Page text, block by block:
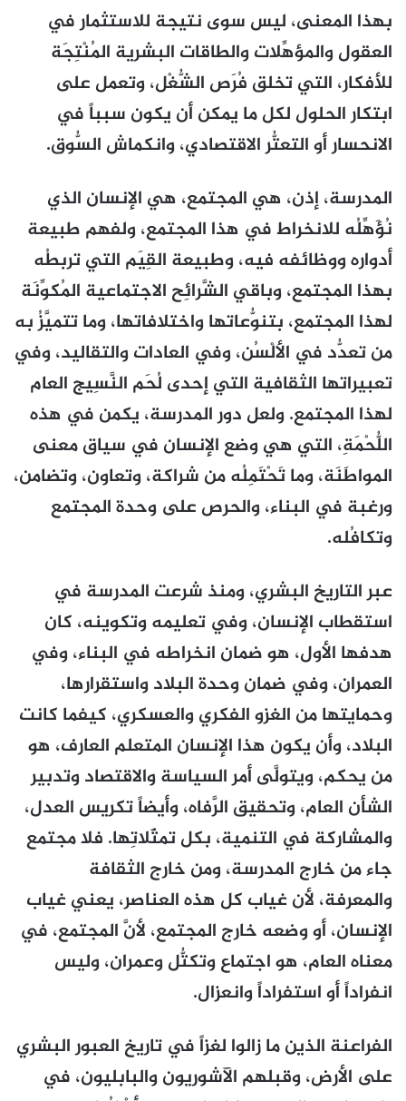
بهذا المعنى، ليس سوى نتيجة للاستثمار في
العقول والمؤهِّلات والطاقات البشرية المُنْتِجَة
للأفكار، التي تخلق فُرَص الشُّغْل، وتعمل على
ابتكار الحلول لكل ما يمكن أن يكون سبباً في
الانحسار أو التعتُّر الاقتصادي، وانكماش السُّوق.
المدرسة، إذن، هي المجتمع، هي الإنسان الذي
نُؤَهِّلُه للانخراط في هذا المجتمع، ولفهم طبيعة
أدواره ووظائفه فيه، وطبيعة القِيَم التي تربطُه
بهذا المجتمع، وباقي الشَّرائِح الاجتماعية المُكوِّنَة
لهذا المجتمع، بتنوُّعاتها واختلافاتها، وما تتميَّزُ به
من تعدُّد في الألْسُن، وفي العادات والتقاليد، وفي
تعبيراتها الثقافية التي إحدى لُحَم النَّسِيج العام
لهذا المجتمع. ولعل دور المدرسة، يكمن في هذه
اللُّحْمَةِ، التي هي وضع الإنسان في سياق معنى
المواطَنَة، وما تَحْتَمِلُه من شراكة، وتعاون، وتضامن،
ورغبة في البناء، والحرص على وحدة المجتمع
وتكافُله.
عبر التاريخ البشري، ومنذ شرعت المدرسة في
استقطاب الإنسان، وفي تعليمه وتكوينه، كان
هدفها الأول، هو ضمان انخراطه في البناء، وفي
العمران، وفي ضمان وحدة البلاد واستقرارها،
وحمايتها من الغزو الفكري والعسكري، كيفما كانت
البلاد، وأن يكون هذا الإنسان المتعلم العارف، هو
من يحكم، ويتولَّى أمر السياسة والاقتصاد وتدبير
الشأن العام، وتحقيق الرَّفاه، وأيضاً تكريس العدل،
والمشاركة في التنمية، بكل تمثّلاتِها. فلا مجتمع
جاء من خارج المدرسة، ومن خارج الثقافة
والمعرفة، لأن غياب كل هذه العناصر، يعني غياب
الإنسان، أو وضعه خارج المجتمع، لأنَّ المجتمع، في
معناه العام، هو اجتماع وتكتُّل وعمران، وليس
انفراداً أو استفراداً وانعزال.
الفراعنة الذين ما زالوا لغزاً في تاريخ العبور البشري
على الأرض، وقبلهم الآشوريون والبابليون، في